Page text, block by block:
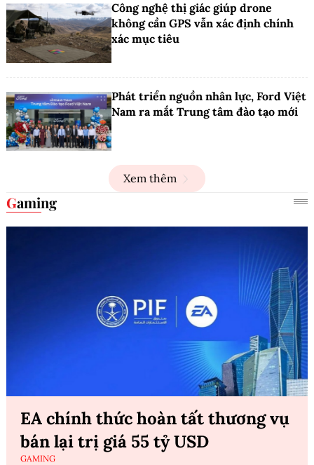
Công nghệ thị giác giúp drone
không cần GPS vẫn xác định chính
xác mục tiêu
Phát triển nguồn nhân lực, Ford Việt
Nam ra mắt Trung tâm đào tạo mới
Xem thêm
Gaming
EA chính thức hoàn tất thương vụ
bán lại trị giá 55 tỷ USD
GAMING